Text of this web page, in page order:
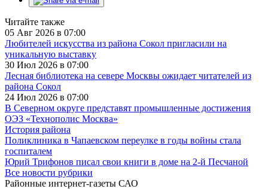
Читайте также
05 Авг 2026 в 07:00
Любителей искусства из района Сокол пригласили на
уникальную выставку
30 Июл 2026 в 07:00
Лесная библиотека на севере Москвы ожидает читателей из
района Сокол
24 Июл 2026 в 07:00
В Северном округе представят промышленные достижения
ОЭЗ «Технополис Москва»
История района
Поликлиника в Чапаевском переулке в годы войны стала
госпиталем
Юрий Трифонов писал свои книги в доме на 2-й Песчаной
Все новости рубрики
Районные интернет-газеты САО